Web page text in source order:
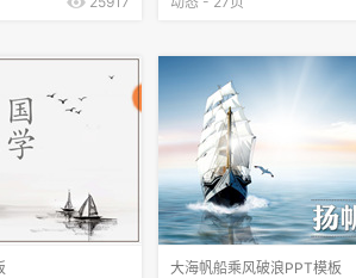
大海帆船乘风破浪PPT模板